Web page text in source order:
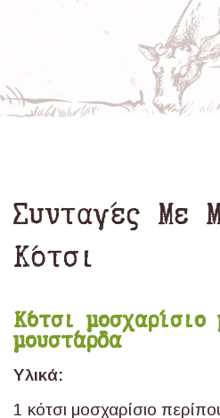
Συνταγές Με
Κότσι
Κότσι μοσχαρίσιο
μουστάρδα
Υλικά:
1 κότσι μοσχαρίσιο